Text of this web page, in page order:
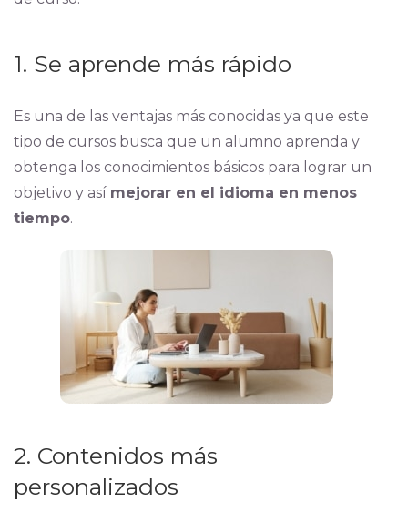
1. Se aprende más rápido
Es una de las ventajas más conocidas ya que este
tipo de cursos busca que un alumno aprenda y
obtenga los conocimientos básicos para lograr un
objetivo y así mejorar en el idioma en menos
tiempo.
2. Contenidos más
personalizados